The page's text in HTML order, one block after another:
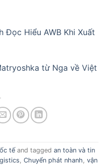
Đọc Hiểu AWB Khi Xuất
từ Nga về Việt
tế and tagged an toàn và tin
, Chuyển phát nhanh, vận